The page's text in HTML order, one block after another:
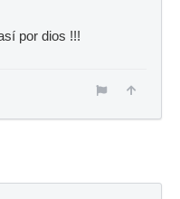
por dios !!!